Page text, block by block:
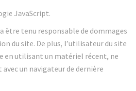
JavaScript.
être tenu responsable de dommages
du site. De plus, l’utilisateur du site
en utilisant un matériel récent, ne
un navigateur de dernière